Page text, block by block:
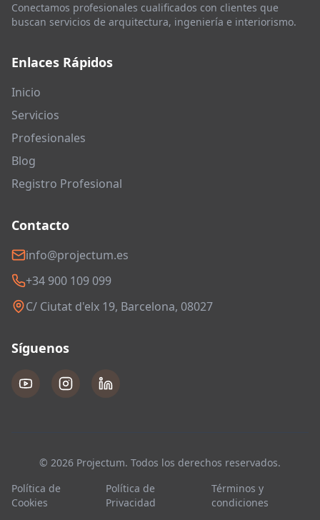
Conectamos profesionales cualificados con clientes que
buscan servicios de arquitectura, ingeniería e interiorismo.
Enlaces Rápidos
Inicio
Servicios
Profesionales
Blog
Registro Profesional
Contacto
info@projectum.es
+34 900 109 099
C/ Ciutat d'elx 19, Barcelona, 08027
Síguenos
© 2026 Projectum. Todos los derechos reservados.
Política de
Cookies
Política de
Privacidad
Términos y
condiciones